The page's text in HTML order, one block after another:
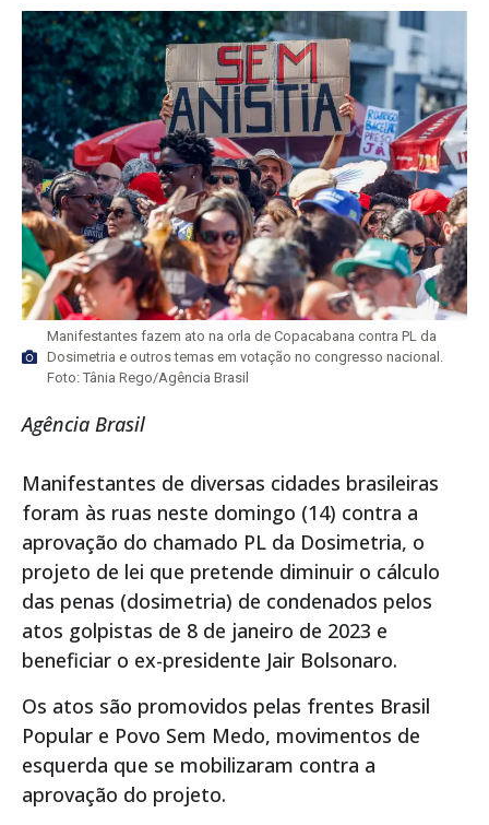
Manifestantes fazem ato na orla de Copacabana contra PL da
Dosimetria e outros temas em votação no congresso nacional.
Foto: Tânia Rego/Agência Brasil
Agência Brasil
Manifestantes de diversas cidades brasileiras
foram às ruas neste domingo (14) contra a
aprovação do chamado PL da Dosimetria, o
projeto de lei que pretende diminuir o cálculo
das penas (dosimetria) de condenados pelos
atos golpistas de 8 de janeiro de 2023 e
beneficiar o ex-presidente Jair Bolsonaro.
Os atos são promovidos pelas frentes Brasil
Popular e Povo Sem Medo, movimentos de
esquerda que se mobilizaram contra a
aprovação do projeto.